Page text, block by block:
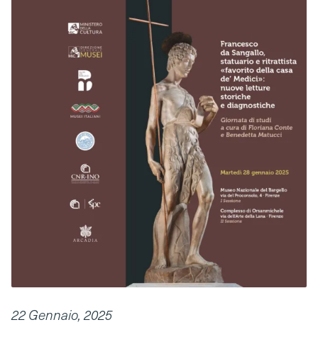
22 Gennaio, 2025